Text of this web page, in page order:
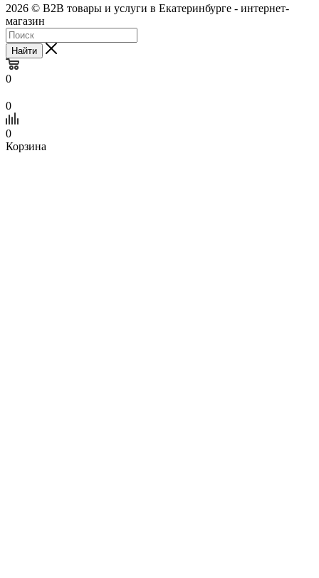
2026 © B2B товары и услуги в Екатеринбурге - интернет-
магазин
Найти
0
0
0
Корзина